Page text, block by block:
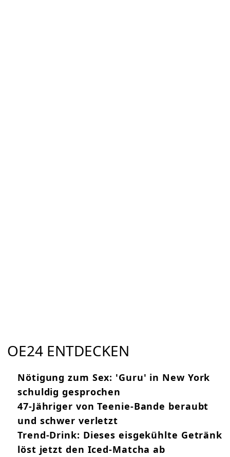
OE24 ENTDECKEN
Nötigung zum Sex: 'Guru' in New York
schuldig gesprochen
47-Jähriger von Teenie-Bande beraubt
und schwer verletzt
Trend-Drink: Dieses eisgekühlte Getränk
löst jetzt den Iced-Matcha ab